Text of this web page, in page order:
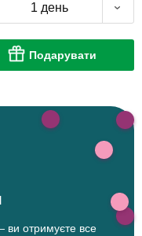
1 день
Подарувати
ви отримуєте все